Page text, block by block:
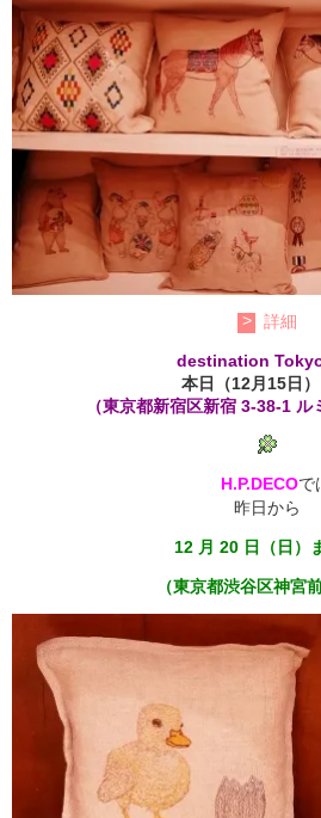
詳細
destination
本日（12月15日
（東京都新宿区新宿 3-38-1 ル
H.P.DECOで
昨日から
12 月 20 日（日）
（東京都渋谷区神宮前